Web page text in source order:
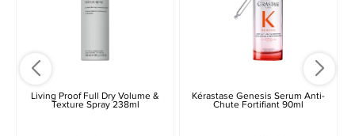
Living Proof Full Dry Volume &
Texture Spray 238ml
Kérastase Genesis Serum Anti-
Chute Fortifiant 90ml